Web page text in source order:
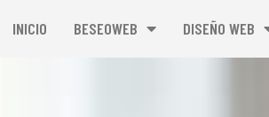
INICIO BESEOWEB DISEÑO WEB